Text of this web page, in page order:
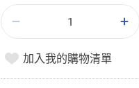
加入我的購物清單